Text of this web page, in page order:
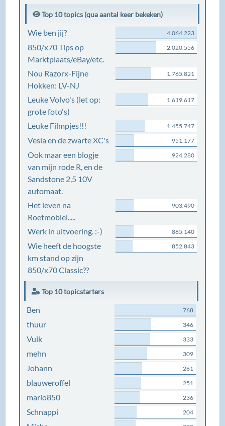
Top 10 topics (qua aantal keer bekeken)
Wie ben jij? 4.064.223
850/x70 Tips op
Marktplaats/eBay/etc.
2.020.556
Nou Razorx-Fijne
Hokken: LV-NJ
1.765.821
Leuke Volvo's (let op:
grote foto's)
1.619.617
Leuke Filmpjes!!! 1.455.747
Vesla en de zwarte XC's 951.177
Ook maar een blogje
van mijn rode R, en de
Sandstone 2,5 10V
automaat.
924.280
Het leven na
Roetmobiel.....
903.490
Werk in uitvoering. :-) 885.140
Wie heeft de hoogste
km stand op zijn
850/x70 Classic??
852.843
Top 10 topicstarters
Ben 768
thuur 346
Vulk 333
mehn 309
Johann 261
blauweroffel 251
mario850 236
Schnappi 204